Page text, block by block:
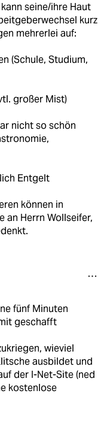
seine/ihre Haut
kurz
mehrerlei auf:
(Schule, Studium,
großer Mist)
nicht so schön
Entgelt
können in
an Herrn Wollseifer,
fünf Minuten
geschafft
wieviel
ausbildet und
der I-Net-Site (ned
kostenlose